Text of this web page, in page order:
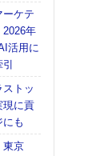
ケテ
年
活用に
トッ
現に貢
も
東京